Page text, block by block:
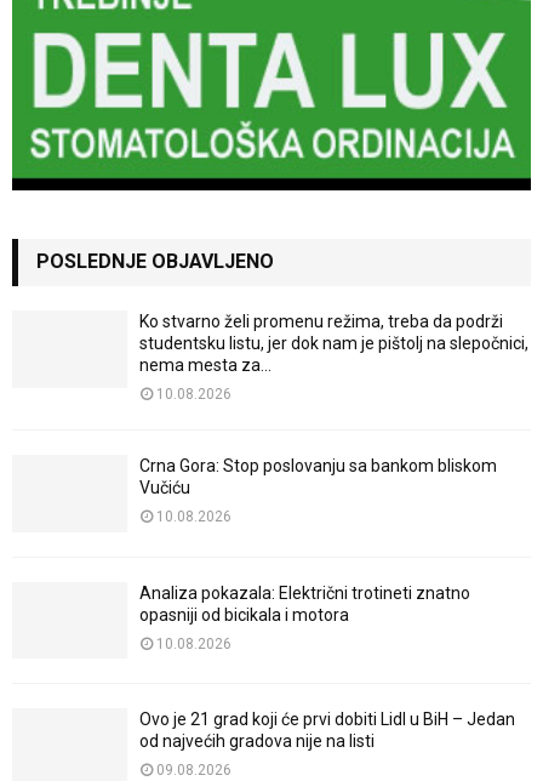
POSLEDNJE OBJAVLJENO
Ko stvarno želi promenu režima, treba da podrži
studentsku listu, jer dok nam je pištolj na slepočnici,
nema mesta za...
10.08.2026
Crna Gora: Stop poslovanju sa bankom bliskom
Vučiću
10.08.2026
Analiza pokazala: Električni trotineti znatno
opasniji od bicikala i motora
10.08.2026
Ovo je 21 grad koji će prvi dobiti Lidl u BiH – Jedan
od najvećih gradova nije na listi
09.08.2026